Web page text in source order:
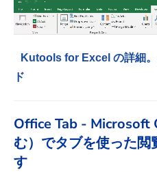
Kutools for Excel の詳細。
ド
Office Tab - Microsoft
む）でタブを使った閲
す